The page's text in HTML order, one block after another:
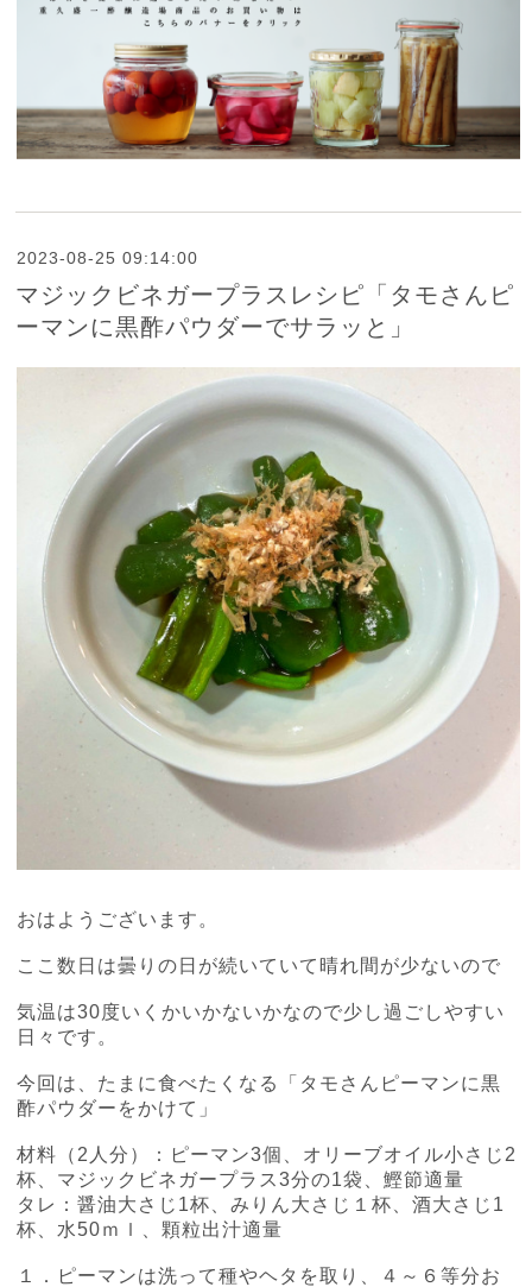
2023-08-25 09:14:00
マジックビネガープラスレシピ「タモさんピ
ーマンに黒酢パウダーでサラッと」
おはようございます。
ここ数日は曇りの日が続いていて晴れ間が少ないので
気温は30度いくかいかないかなので少し過ごしやすい
日々です。
今回は、たまに食べたくなる「タモさんピーマンに黒
酢パウダーをかけて」
材料（ 2 人分）：ピーマン3個、オリーブオイル小さじ 2
杯、マジックビネガープラス3分の1袋、鰹節適量
タレ：醤油大さじ 1杯、みりん大さじ１杯、酒大さじ 1
杯、水50ｍｌ、顆粒出汁適量
１．ピーマンは洗って種やヘタを取り、４～６等分お